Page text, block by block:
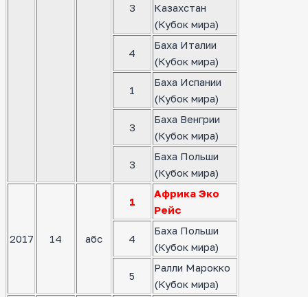
3
Казахстан
(Кубок мира)
4
Баха Италии
(Кубок мира)
1
Баха Испании
(Кубок мира)
3
Баха Венгрии
(Кубок мира)
3
Баха Польши
(Кубок мира)
2017 14 абс
1
Африка Эко
Рейс
4
Баха Польши
(Кубок мира)
5
Ралли Марокко
(Кубок мира)